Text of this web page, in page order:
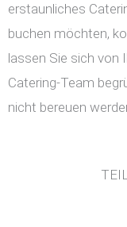
erstaunliches
buchen möchten,
lassen Sie sich von
Catering-Team
nicht bereuen